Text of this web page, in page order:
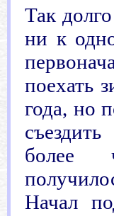
Так
ни к
поехать
года, но
более
Начал